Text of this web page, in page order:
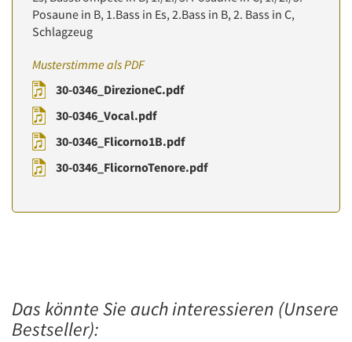
Posaune in B, 1.Bass in Es, 2.Bass in B, 2. Bass in C,
Schlagzeug
Musterstimme als PDF
30-0346_DirezioneC.pdf
30-0346_Vocal.pdf
30-0346_Flicorno1B.pdf
30-0346_FlicornoTenore.pdf
Das könnte Sie auch interessieren (Unsere
Bestseller):